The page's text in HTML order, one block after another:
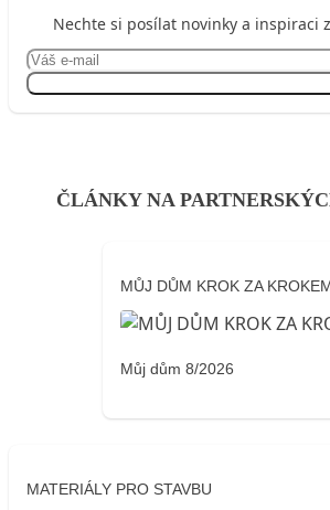
Nechte si posílat novinky a inspiraci
ČLÁNKY NA
MŮJ DŮM KROK ZA
Můj dům 8/2026
MATERIÁLY PRO STAVBU